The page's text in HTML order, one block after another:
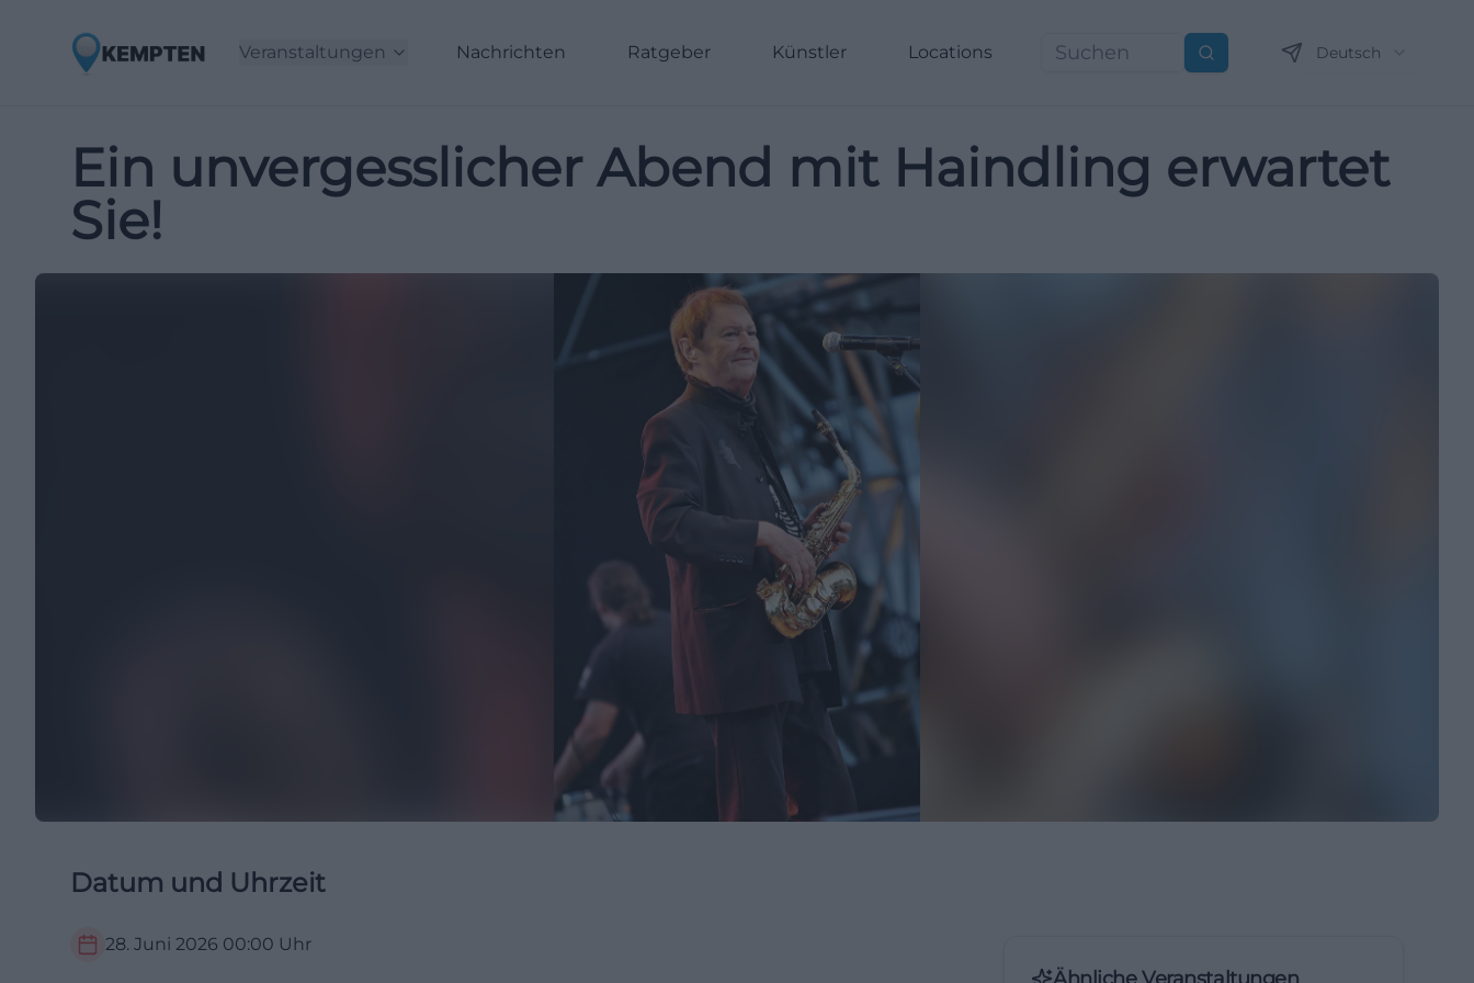
Veranstaltungen Nachrichten Ratgeber Künstler Locations Suchen Deutsch
Ein unvergesslicher Abend mit Haindling erwartet
Sie!
Datum und Uhrzeit
28. Juni 2026 00:00 Uhr